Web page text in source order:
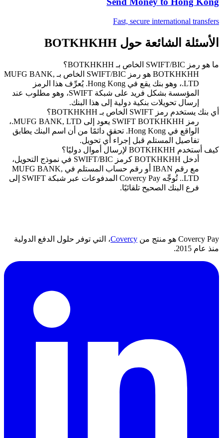
Fast, secure international transfers
الأسئلة الشائعة حول BOTKHKHH
ما هو رمز SWIFT/BIC الخاص بـ BOTKHKHH؟
BOTKHKHH هو رمز SWIFT/BIC الخاص بـ MUFG BANK,
LTD.، وهو بنك يقع في Hong Kong. يُعرِّف هذا الرمز
المؤسسة بشكل فريد على شبكة SWIFT، وهو مطلوب عند
إرسال تحويلات بنكية دولية إلى هذا البنك.
أي بنك يستخدم رمز SWIFT الخاص بـ BOTKHKHH؟
رمز SWIFT BOTKHKHH يعود إلى MUFG BANK, LTD.،
الواقع في Hong Kong. تحقق دائمًا من أن اسم البنك يطابق
تفاصيل المستلم قبل إجراء أي تحويل.
كيف أستخدم BOTKHKHH لإرسال أموال دوليًا؟
أدخل BOTKHKHH كرمز SWIFT/BIC في نموذج التحويل،
مع رقم IBAN أو رقم حساب المستلم في MUFG BANK,
LTD.. تُوجِّه Covercy Pay المدفوعات عبر شبكة SWIFT إلى
فرع البنك الصحيح تلقائيًا.
Covercy Pay هو منتج من Covercy، التي توفر حلول الدفع الدولية
منذ عام 2015.